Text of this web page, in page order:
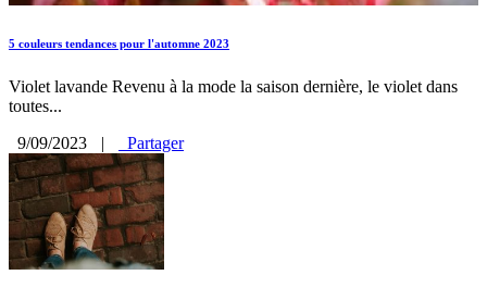
5 couleurs tendances pour l'automne 2023
Violet lavande Revenu à la mode la saison dernière, le violet dans
toutes...
9/09/2023
| Partager